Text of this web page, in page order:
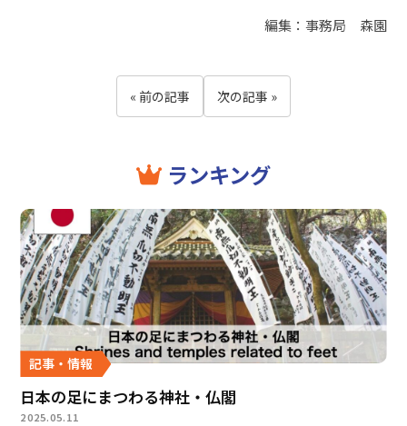
編集：事務局 森園
« 前の記事 次の記事 »
ランキング
記事・情報
日本の足にまつわる神社・仏閣
2025.05.11